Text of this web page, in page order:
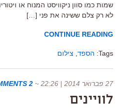
שמות כמו סוון ניקוויסט המנוח או
לא רק צלם ששינה את פני […]
CONTINUE READING
Tags: הספד צילום
27 פברואר 2014 | 22:26 ~
2 COMMENTS
לוויינים